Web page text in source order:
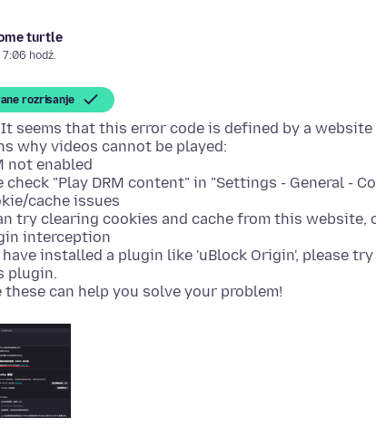
turtle
hodź.
rozrisanje
seems that this error code is defined by a
why videos cannot be played:
not enabled
check "Play DRM content" in "Settings - General -
cache issues
try clearing cookies and cache from this
interception
installed a plugin like 'uBlock Origin', please
plugin.